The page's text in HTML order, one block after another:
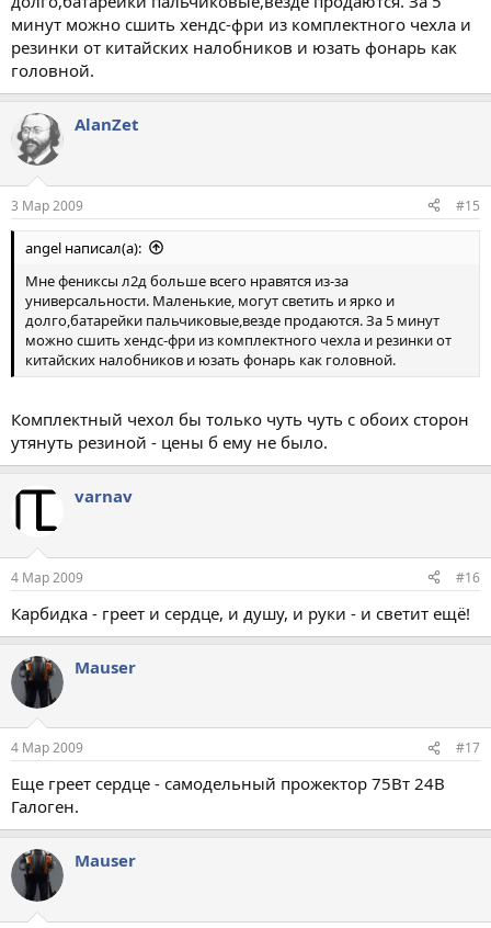
минут можно сшить хендс-фри из комплектного чехла и
резинки от китайских налобников и юзать фонарь как
головной.
AlanZet
3 Мар 2009 #15
angel написал(а):
Мне фениксы л2д больше всего нравятся из-за
универсальности. Маленькие, могут светить и ярко и
долго,батарейки пальчиковые,везде продаются. За 5 минут
можно сшить хендс-фри из комплектного чехла и резинки от
китайских налобников и юзать фонарь как головной.
Комплектный чехол бы только чуть чуть с обоих сторон
утянуть резиной - цены б ему не было.
varnav
4 Мар 2009 #16
Карбидка - греет и сердце, и душу, и руки - и светит ещё!
Mauser
4 Мар 2009 #17
Еще греет сердце - самодельный прожектор 75Вт 24В
Галоген.
Mauser